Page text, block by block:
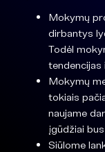
Mokymų
dirbantys
Todėl
tendencijas
Mokymų
tokiais
naujame
įgūdžiai
Siūlome